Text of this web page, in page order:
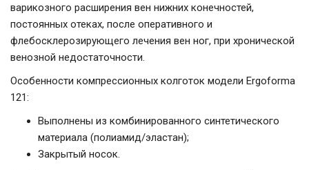
варикозного расширения вен нижних конечностей,
постоянных отеках, после оперативного и
флебосклерозирующего лечения вен ног, при хронической
венозной недостаточности.
Особенности компрессионных колготок модели Ergoforma
121:
Выполнены из комбинированного синтетического
материала (полиамид/эластан);
Закрытый носок.